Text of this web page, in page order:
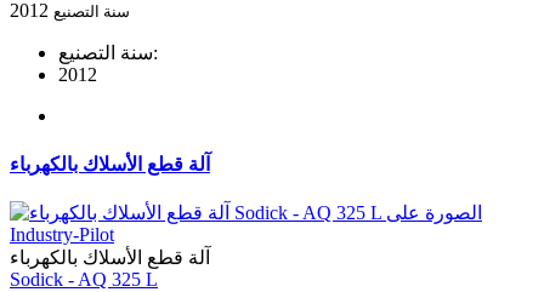
سنة التصنيع
سنة التصنيع:
2012
آلة قطع الأسلاك بالكهرباء
آلة قطع الأسلاك بالكهرباء
Sodick - AQ 325 L